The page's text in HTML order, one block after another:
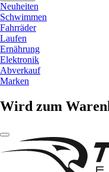
Neuheiten
Schwimmen
Fahrräder
Laufen
Ernährung
Elektronik
Abverkauf
Marken
Wird zum